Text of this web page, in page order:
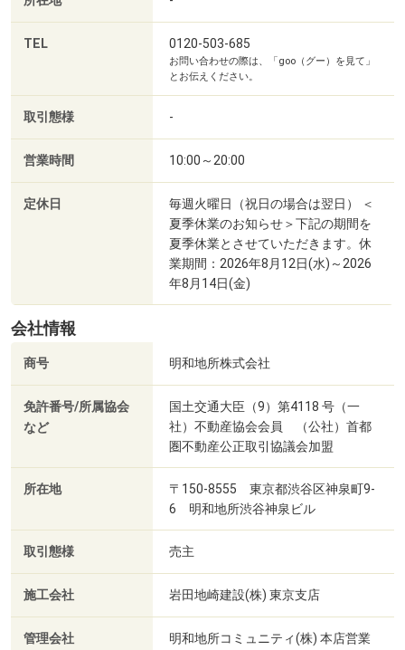
TEL 0120-503-685
お問い合わせの際は、「goo（グー）を見て」
とお伝えください。
取引態様 -
営業時間 10:00～20:00
定休日
毎週火曜日（祝日の場合は翌日） ＜
夏季休業のお知らせ＞下記の期間を
夏季休業とさせていただきます。休
業期間：2026年8月12日(水)～2026
年8月14日(金)
会社情報
商号 明和地所株式会社
免許番号/所属協会
など
国土交通大臣（9）第4118 号（一
社）不動産協会会員 （公社）首都
圏不動産公正取引協議会加盟
所在地
〒150-8555 東京都渋谷区神泉町9-
6 明和地所渋谷神泉ビル
取引態様 売主
施工会社 岩田地崎建設(株) 東京支店
管理会社
明和地所コミュニティ(株) 本店営業